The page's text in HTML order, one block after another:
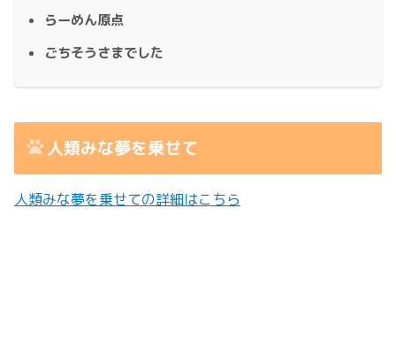
らーめん原点
ごちそうさまでした
人類みな夢を乗せて
人類みな夢を乗せての詳細はこちら